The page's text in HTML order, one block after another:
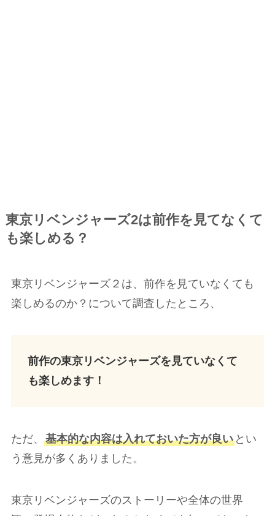
東京リベンジャーズ2は前作を見てなくて
も楽しめる？
東京リベンジャーズ２は、前作を見ていなくても
楽しめるのか？について調査したところ、
前作の東京リベンジャーズを見ていなくて
も楽しめます！
ただ、 基本的な内容は入れておいた方が良いとい
う意見が多くありました。
東京リベンジャーズのストーリーや全体の世界